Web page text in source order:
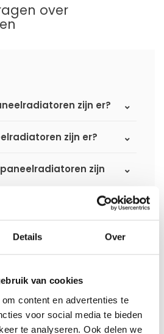
Details Over
van cookies
content en advertenties te
voor social media te bieden
te analyseren. Ook delen we
over
zijn er?
zijn er?
zijn
tussen een
compact 8 radiator?
voor ophanging